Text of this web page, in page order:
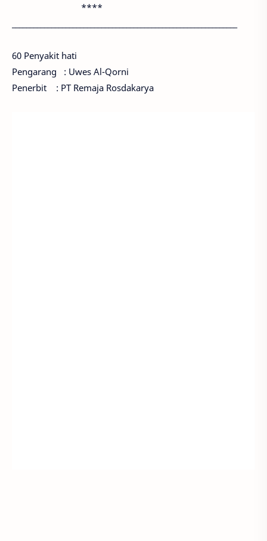
****
60 Penyakit hati
Pengarang : Uwes Al-Qorni
Penerbit : PT Remaja Rosdakarya